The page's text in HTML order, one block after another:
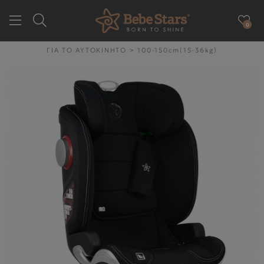
GR EN
ΓΙΑ ΤΗΝ ΒΟΛΤΑ
ΓΙΑ ΤΟ ΑΥΤΟΚΙΝΗΤΟ
ΓΙΑ ΤΗΝ ΥΓΙΕΙΝΉ & ΤΟ
0
ΓΙΑ ΤΟ ΑΥΤΟΚΙΝΗΤΟ >100-150cm(15-36kg)